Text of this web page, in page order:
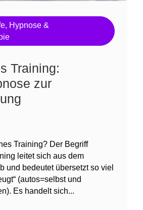
, Hypnose &
Training:
zur
Training? Der Begriff
leitet sich aus dem
und bedeutet übersetzt so viel
(autos=selbst und
Es handelt sich...